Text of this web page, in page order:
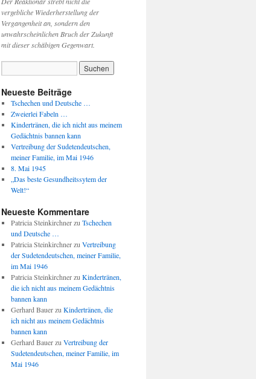
vergebliche Wiederherstellung der
Vergangenheit an, sondern den
unwahrscheinlichen Bruch der Zukunft
mit dieser schäbigen Gegenwart.
Neueste Beiträge
Tschechen und Deutsche …
Zweierlei Fabeln …
Kindertränen, die ich nicht aus meinem
Gedächtnis bannen kann
Vertreibung der Sudetendeutschen,
meiner Familie, im Mai 1946
8. Mai 1945
„Das beste Gesundheitssytem der
Welt!“
Neueste Kommentare
Patricia Steinkirchnerzu Tschechen
und Deutsche …
Patricia Steinkirchnerzu Vertreibung
der Sudetendeutschen, meiner Familie,
im Mai 1946
Patricia Steinkirchnerzu Kindertränen,
die ich nicht aus meinem Gedächtnis
bannen kann
Gerhard Bauerzu Kindertränen, die
ich nicht aus meinem Gedächtnis
bannen kann
Gerhard Bauerzu Vertreibung der
Sudetendeutschen, meiner Familie, im
Mai 1946